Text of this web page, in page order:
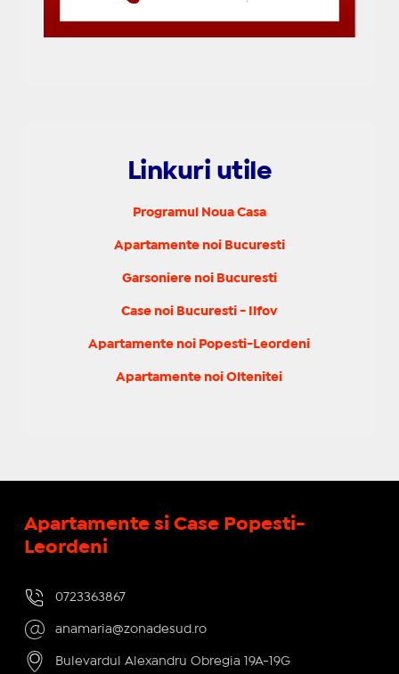
Linkuri utile
Programul Noua Casa
Apartamente noi Bucuresti
Garsoniere noi Bucuresti
Case noi Bucuresti - Ilfov
Apartamente noi Popesti-Leordeni
Apartamente noi Oltenitei
Apartamente si Case Popesti-
Leordeni
0723363867
anamaria@zonadesud.ro
Bulevardul Alexandru Obregia 19A-19G